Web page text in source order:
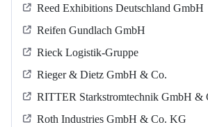
Reed Exhibitions Deutschland GmbH
Reifen Gundlach GmbH
Rieck Logistik-Gruppe
Rieger & Dietz GmbH & Co.
RITTER Starkstromtechnik GmbH &
Roth Industries GmbH & Co. KG